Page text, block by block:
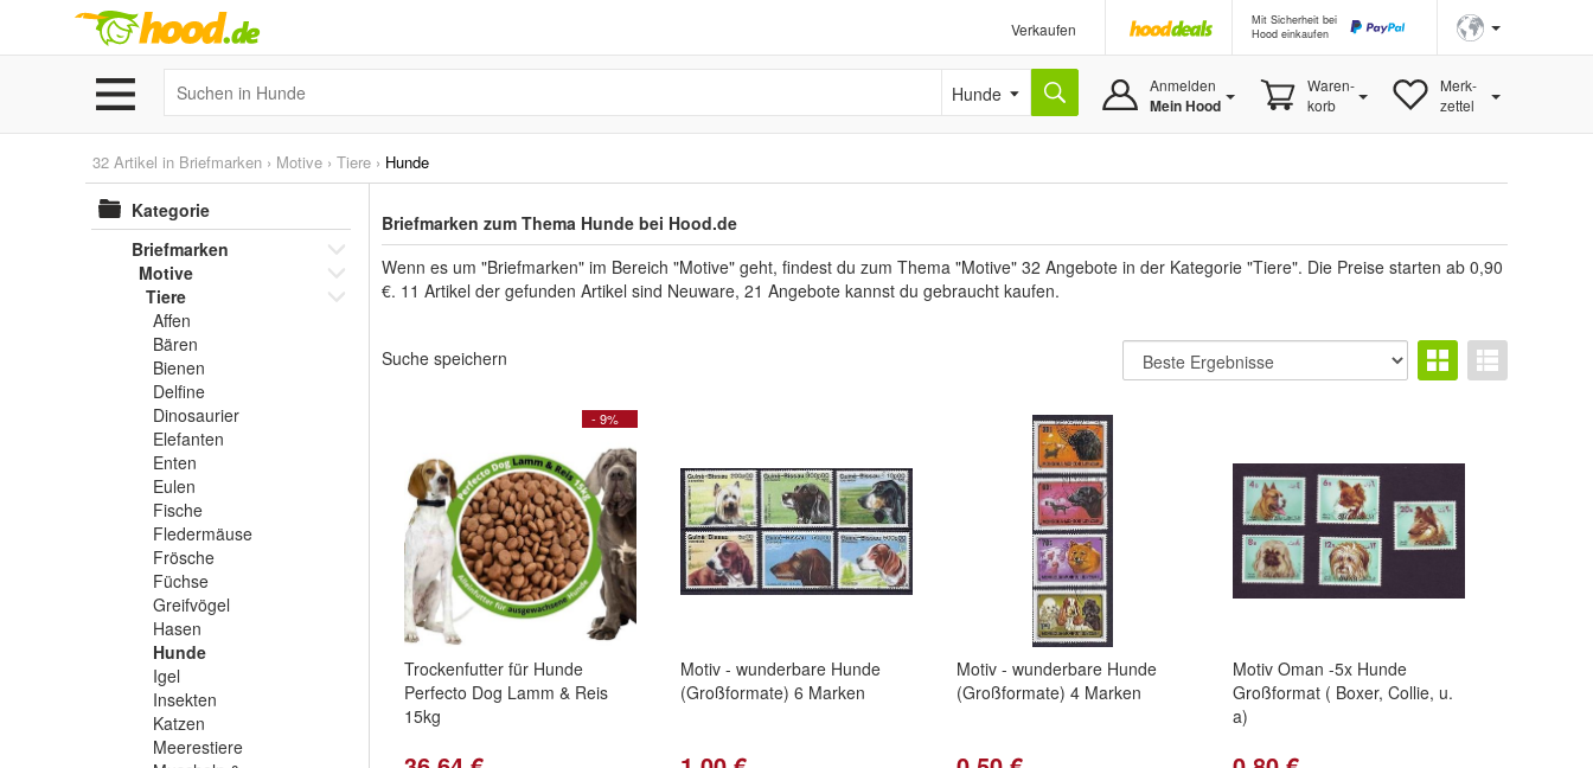
Verkaufen
Mit Sicherheit bei
Hood einkaufen
Hunde Anmelden
Mein Hood
Waren-
korb
Merk-
zettel
32 Artikel in Briefmarken › Motive › Tiere › Hunde
Kategorie
Briefmarken
Motive
Tiere
Affen
Bären
Bienen
Delfine
Dinosaurier
Elefanten
Enten
Eulen
Fische
Fledermäuse
Frösche
Füchse
Greifvögel
Hasen
Hunde
Igel
Insekten
Katzen
Meerestiere
Briefmarken zum Thema Hunde bei Hood.de
Wenn es um "Briefmarken" im Bereich "Motive" geht, findest du zum Thema "Motive" 32 Angebote in der Kategorie "Tiere". Die Preise starten ab 0,90
€. 11 Artikel der gefunden Artikel sind Neuware, 21 Angebote kannst du gebraucht kaufen.
Suche speichern
- 9%
Trockenfutter für Hunde
Perfecto Dog Lamm & Reis
15kg
Motiv - wunderbare Hunde
(Großformate) 6 Marken
Motiv - wunderbare Hunde
(Großformate) 4 Marken
Motiv Oman -5x Hunde
Großformat ( Boxer, Collie, u.
a)